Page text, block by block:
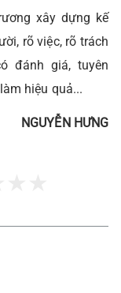
xây dựng kế
rõ việc, rõ trách
đánh giá, tuyên
hiệu quả...
NGUYỄN HƯNG